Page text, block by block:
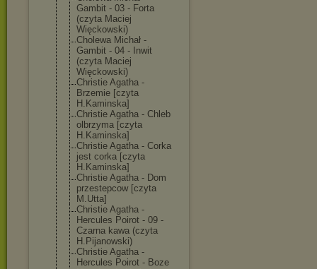
Gambit - 03 - Forta
(czyta Maciej
Więckowski)
Cholewa Michał -
Gambit - 04 - Inwit
(czyta Maciej
Więckowski)
Christie Agatha -
Brzemie [czyta
H.Kaminska]
Christie Agatha - Chleb
olbrzyma [czyta
H.Kaminska]
Christie Agatha - Corka
jest corka [czyta
H.Kaminska]
Christie Agatha - Dom
przestepcow [czyta
M.Utta]
Christie Agatha -
Hercules Poirot - 09 -
Czarna kawa (czyta
H.Pijanowski)
Christie Agatha -
Hercules Poirot - Boze